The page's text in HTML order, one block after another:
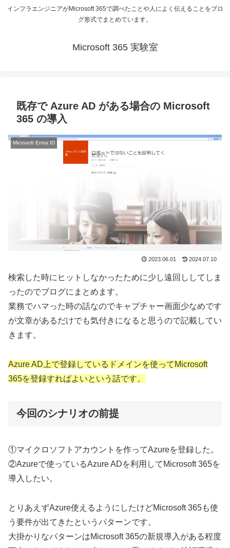
インフラエンジニアがMicrosoft 365で調べたことや人によく伝えることをブロ
グ形式でまとめています。
Microsoft 365 実験室
既存で Azure AD がある場合の Microsoft
365 の導入
Microsoft Entra ID
2023.06.01 2024.07.10
検索した時にヒットしなかったために少し遠回ししてしま
ったのでブログにまとめます。
業務でハマった時の話なのでキャプチャー画面少なめです
が文章があるだけでも気付きになると思うので記載してい
きます。
Azure AD上で登録しているドメインを使ってMicrosoft
365を登録すればよいという話です。
今回のシナリオの前提
①マイクロソフトアカウントを作ってAzureを登録した。
②Azureで使っているAzure ADを利用してMicrosoft 365を
導入したい。
とりあえずAzure使えるようにしたけどMicrosoft 365も使
う要件が出てきたというパターンです。
大掛かりなパターンはMicrosoft 365の新規導入がある程度